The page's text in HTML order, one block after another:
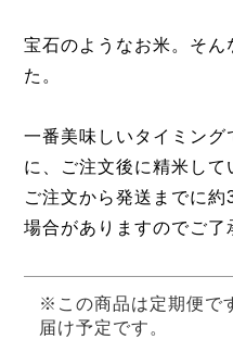
宝石のようなお米。そん
た。
一番美味しいタイミン
に、ご注文後に精米して
ご注文から発送までに約
場合がありますのでご了
※この商品は定期便で
届け予定です。